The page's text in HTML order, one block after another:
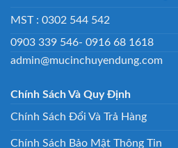
MST : 0302 544 542
0903 339 546- 0916 68 1618
admin@mucinchuyendung.com
Chính Sách Và Quy Định
Chính Sách Đổi Và Trả Hàng
Chính Sách Bảo Mật Thông Tin